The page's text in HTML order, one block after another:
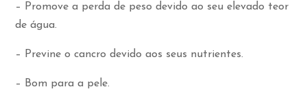
– Promove a perda de peso devido ao seu elevado teor
de água.
– Previne o cancro devido aos seus nutrientes.
– Bom para a pele.